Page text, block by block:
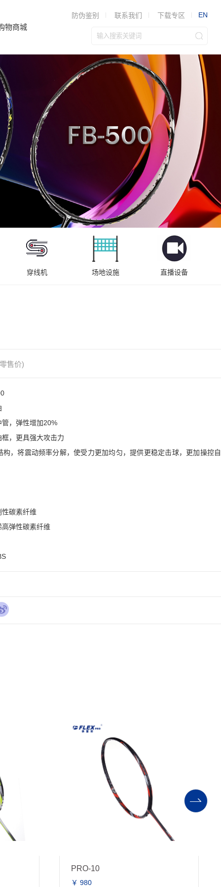
防伪鉴别 联系我们 下载专区 EN
物商城
穿线机 场地设施 直播设备
售价)
，弹性增加20%
，更具强大攻击力
构，将震动频率分解，使受力更加均匀，提供更稳定击球，更加操控自
碳素纤维
弹性碳素纤维
PRO-10
￥ 980